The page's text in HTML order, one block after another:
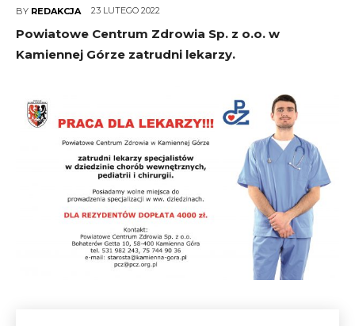
BY REDAKCJA 23 LUTEGO 2022
Powiatowe Centrum Zdrowia Sp. z o.o. w
Kamiennej Górze zatrudni lekarzy.